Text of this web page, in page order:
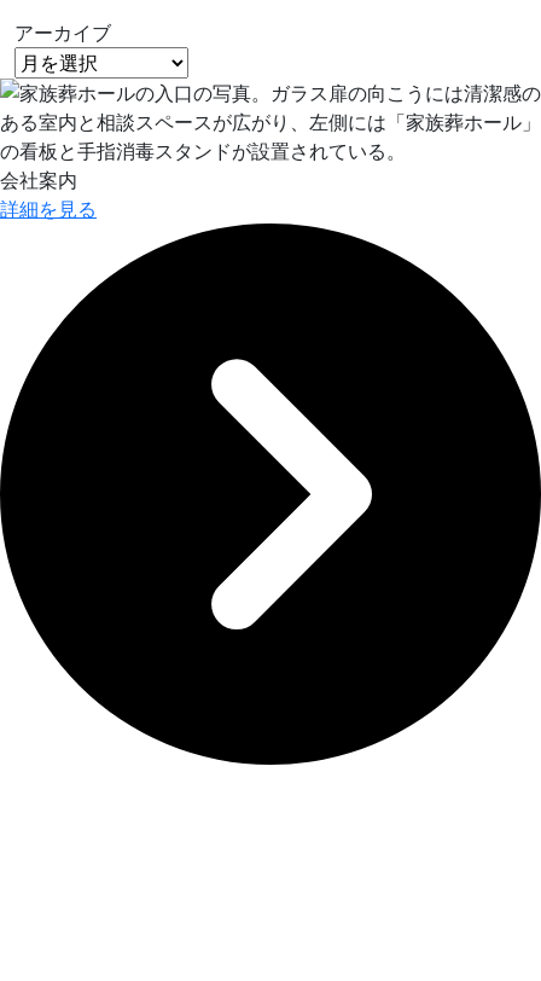
アーカイブ
会社案内
詳細を見る